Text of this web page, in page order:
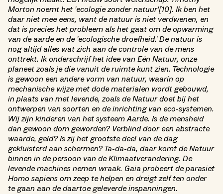
Morton noemt het 'ecologie zonder natuur'[10]. Ik ben het
daar niet mee eens, want de natuur is niet verdwenen, en
dat is precies het probleem als het gaat om de opwarming
van de aarde en de 'ecologische droefheid.' De natuur is
nog altijd alles wat zich aan de controle van de mens
onttrekt. Ik onderschrijf het idee van Eén Natuur, onze
planeet zoals je die vanuit de ruimte kunt zien. Technologie
is gewoon een andere vorm van natuur, waarin op
mechanische wijze met dode materialen wordt gebouwd,
in plaats van met levende, zoals de Natuur doet bij het
ontwerpen van soorten en de inrichting van eco-systemen.
Wij zijn kinderen van het systeem Aarde. Is de mensheid
dan gewoon dom geworden? Verblind door een abstracte
waarde, geld? Is zij het grootste deel van de dag
gekluisterd aan schermen? Ta-da-da, daar komt de Natuur
binnen in de persoon van de Klimaatverandering. De
levende machines nemen wraak. Gaia probeert de parasiet
Homo sapiens om zeep te helpen en dreigt zelf ten onder
te gaan aan de daartoe geleverde inspanningen.